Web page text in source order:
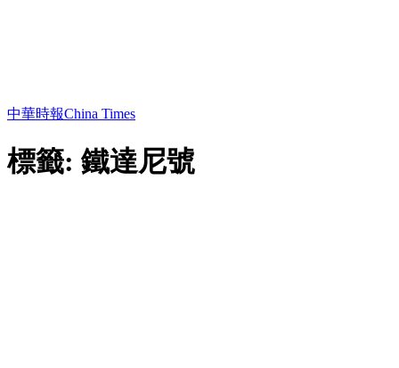
中華時報China Times
標籤: 鐵達尼號